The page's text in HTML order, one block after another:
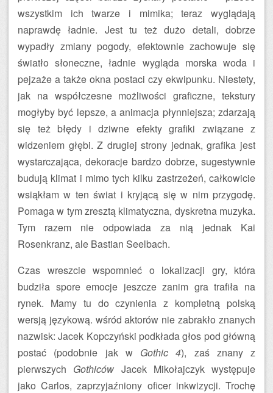
wszystkim ich twarze i mimika; teraz wyglądają
naprawdę ładnie. Jest tu też dużo detali, dobrze
wypadły zmiany pogody, efektownie zachowuje się
światło słoneczne, ładnie wygląda morska woda i
pejzaże a także okna postaci czy ekwipunku. Niestety,
jak na współczesne możliwości graficzne, tekstury
mogłyby być lepsze, a animacja płynniejsza; zdarzają
się też błędy i dziwne efekty grafiki związane z
widzeniem głębi. Z drugiej strony jednak, grafika jest
wystarczająca, dekoracje bardzo dobrze, sugestywnie
budują klimat i mimo tych kilku zastrzeżeń, całkowicie
wsiąkłam w ten świat i kryjącą się w nim przygodę.
Pomaga w tym zresztą klimatyczna, dyskretna muzyka.
Tym razem nie odpowiada za nią jednak Kai
Rosenkranz, ale Bastian Seelbach.
Czas wreszcie wspomnieć o lokalizacji gry, która
budziła spore emocje jeszcze zanim gra trafiła na
rynek. Mamy tu do czynienia z kompletną polską
wersją językową. wśród aktorów nie zabrakło znanych
nazwisk: Jacek Kopczyński podkłada głos pod główną
postać (podobnie jak w Gothic 4), zaś znany z
pierwszych Gothiców Jacek Mikołajczyk występuje
jako Carlos, zaprzyjaźniony oficer inkwizycji. Trochę